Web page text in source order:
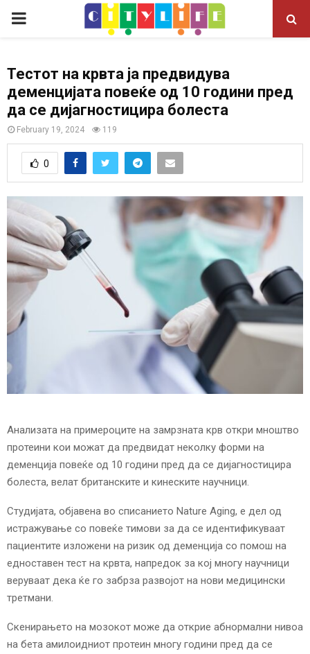
P
I
M
A
R
Y
M
E
U
Тестот на крвта ja предвидува
деменцијата повеќе од 10 години пред
да се дијагностицира болеста
February 19, 2024 119
0
Анализата на примероците на замрзната крв откри мноштво
протеини кои можат да предвидат неколку форми на
деменција повеќе од 10 години пред да се дијагностицира
болеста, велат британските и кинеските научници.
Студијата, објавена во списанието Nature Aging, е дел од
истражување со повеќе тимови за да се идентификуваат
пациентите изложени на ризик од деменција со помош на
едноставен тест на крвта, напредок за кој многу научници
веруваат дека ќе го забрза развојот на нови медицински
третмани.
Скенирањето на мозокот може да открие абнормални нивоа
на бета амилоидниот протеин многу години пред да се